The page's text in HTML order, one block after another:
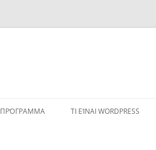
ΠΡΌΓΡΑΜΜΑ ΤΙ ΕΊΝΑΙ WORDPRESS